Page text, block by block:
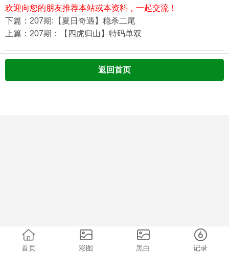
欢迎向您的朋友推荐本站或本资料，一起交流！
下篇：207期:【夏日奇遇】稳杀二尾
上篇：207期：【四虎归山】特码单双
返回首页
首页 彩图 黑白 记录